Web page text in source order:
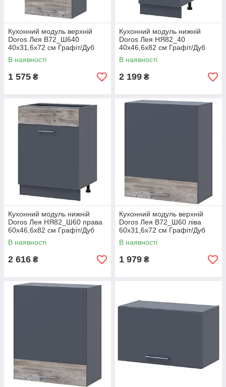
Кухонний модуль верхній
Doros Лея В72_Ш640
40х31,6х72 см Графіт/Дуб
клондайк (DRS-011370)
В наявності
1 575 ₴
Кухонний модуль нижній
Doros Лея НЯ82_40
40х46,6х82 см Графіт/Дуб
клондайк (DRS-011373)
В наявності
2 199 ₴
Кухонний модуль нижній
Doros Лея НЯ82_Ш60 права
60х46,6х82 см Графіт/Дуб
клондайк (DRS-011374)
В наявності
2 616 ₴
Кухонний модуль верхній
Doros Лея В72_Ш60 ліва
60х31,6х72 см Графіт/Дуб
клондайк (DRS-011368)
В наявності
1 979 ₴